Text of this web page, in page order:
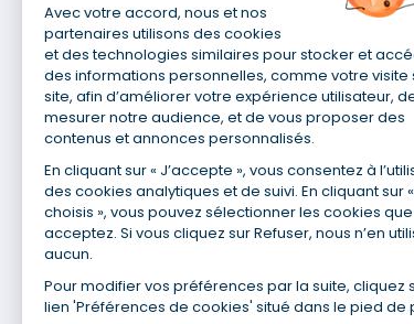
Avec votre accord, nous et nos
partenaires utilisons des cookies
et des technologies similaires pour stocker et
des informations personnelles, comme votre visite
site, afin d’améliorer votre expérience utilisateur,
mesurer notre audience, et de vous proposer des
contenus et annonces personnalisés.
En cliquant sur « J’accepte », vous consentez à
des cookies analytiques et de suivi. En cliquant sur
choisis », vous pouvez sélectionner les cookies
acceptez. Si vous cliquez sur Refuser, nous n’en
aucun.
Pour modifier vos préférences par la suite, cliquez
lien 'Préférences de cookies' situé dans le pied de
Qui sommes-nous ?
Site du Groupe
Nos agences
Nous contacter
Recrutement
(1) Taux fixe national hors assurance et selon votre profil